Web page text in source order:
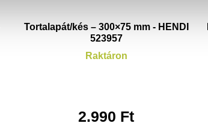
Tortalapát/kés – 300×75 mm - HENDI
523957
Raktáron
2.990 Ft